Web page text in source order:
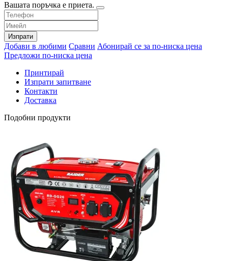
Вашата поръчка е приета.
Изпрати
Добави в любими Сравни Абонирай се за по-ниска цена
Предложи по-ниска цена
Принтирай
Изпрати запитване
Контакти
Доставка
Подобни продукти